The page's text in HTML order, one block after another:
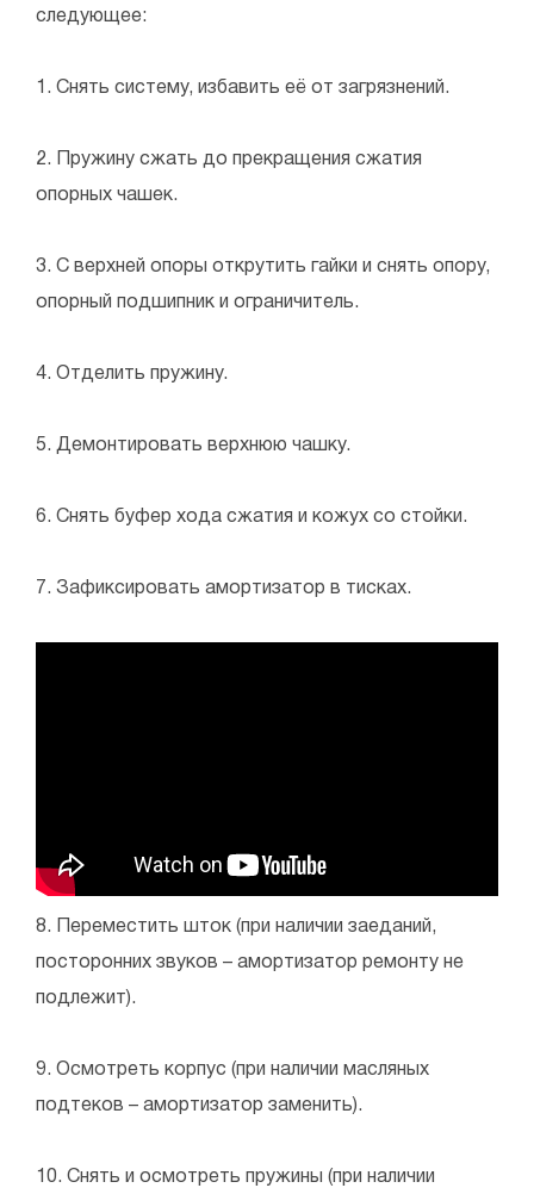
следующее:
1. Снять систему, избавить её от загрязнений.
2. Пружину сжать до прекращения сжатия
опорных чашек.
3. С верхней опоры открутить гайки и снять опору,
опорный подшипник и ограничитель.
4. Отделить пружину.
5. Демонтировать верхнюю чашку.
6. Снять буфер хода сжатия и кожух со стойки.
7. Зафиксировать амортизатор в тисках.
8. Переместить шток (при наличии заеданий,
посторонних звуков – амортизатор ремонту не
подлежит).
9. Осмотреть корпус (при наличии масляных
подтеков – амортизатор заменить).
10. Снять и осмотреть пружины (при наличии